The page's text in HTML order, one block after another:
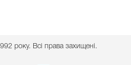
року. Всі права захищені.